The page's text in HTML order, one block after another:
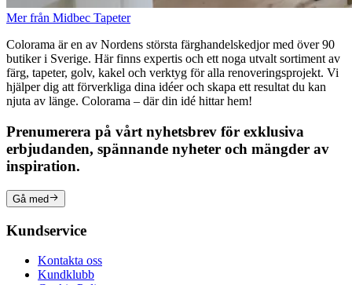
Mer från Midbec Tapeter
Colorama är en av Nordens största färghandelskedjor med över 90
butiker i Sverige. Här finns expertis och ett noga utvalt sortiment av
färg, tapeter, golv, kakel och verktyg för alla renoveringsprojekt. Vi
hjälper dig att förverkliga dina idéer och skapa ett resultat du kan
njuta av länge. Colorama – där din idé hittar hem!
Prenumerera på vårt nyhetsbrev för exklusiva
erbjudanden, spännande nyheter och mängder av
inspiration.
Gå med
Kundservice
Kontakta oss
Kundklubb